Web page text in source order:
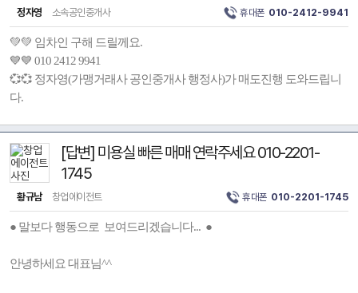
정자영 소속공인중개사 휴대폰 010-2412-9941
💚💚 임차인 구해 드릴께요.
💙💙 010 2412 9941
💞💞 정자영(가맹거래사 공인중개사 행정사)가 매도진행 도와드립니
다.
[답변] 미용실 빠른 매매 연락주세요 010-2201-
1745
황규남 창업에이전트 휴대폰 010-2201-1745
● 말보다 행동으로 보여드리겠습니다... ●
안녕하세요 대표님^^